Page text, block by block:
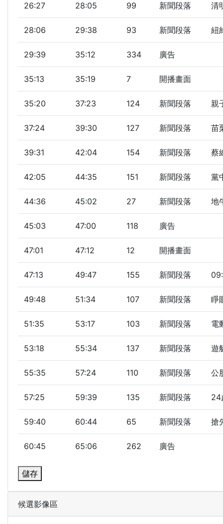
26:27 28:05 99 新聞段落 清
28:06 29:38 93 新聞段落 紐
29:39 35:12 334 廣告
35:13 35:19 7 開播畫面
35:20 37:23 124 新聞段落 親
37:24 39:30 127 新聞段落 苗
39:31 42:04 154 新聞段落 蔡
42:05 44:35 151 新聞段落 黨
44:36 45:02 27 新聞段落 地
45:03 47:00 118 廣告
47:01 47:12 12 開播畫面
47:13 49:47 155 新聞段落
49:48 51:34 107 新聞段落 睜
51:35 53:17 103 新聞段落 電
53:18 55:34 137 新聞段落 遊
55:35 57:24 110 新聞段落 公
57:25 59:39 135 新聞段落 24
59:40 60:44 65 新聞段落 搶
60:45 65:06 262 廣告
儲存
候選影像區